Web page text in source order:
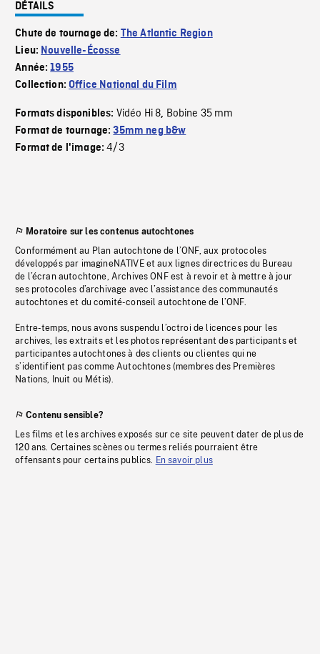
DÉTAILS
Chute de tournage de: The Atlantic Region
Lieu: Nouvelle-Écosse
Année:1955
Collection:Office National du Film
Formats disponibles: Vidéo Hi 8, Bobine 35 mm
Format de tournage:35mm neg b&w
Format de l'image:4/3
Moratoire sur les contenus autochtones
Conformément au Plan autochtone de l’ONF, aux protocoles
développés par imagineNATIVE et aux lignes directrices du Bureau
de l’écran autochtone, Archives ONF est à revoir et à mettre à jour
ses protocoles d’archivage avec l’assistance des communautés
autochtones et du comité-conseil autochtone de l’ONF.
Entre-temps, nous avons suspendu l’octroi de licences pour les
archives, les extraits et les photos représentant des participants et
participantes autochtones à des clients ou clientes qui ne
s’identifient pas comme Autochtones (membres des Premières
Nations, Inuit ou Métis).
Contenu sensible?
Les films et les archives exposés sur ce site peuvent dater de plus de
120 ans. Certaines scènes ou termes reliés pourraient être
offensants pour certains publics. En savoir plus